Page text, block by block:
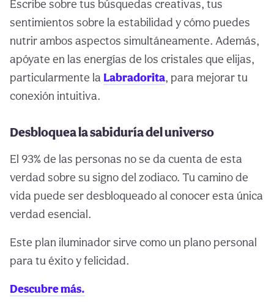
Escribe sobre tus búsquedas creativas, tus
sentimientos sobre la estabilidad y cómo puedes
nutrir ambos aspectos simultáneamente. Además,
apóyate en las energías de los cristales que elijas,
particularmente la Labradorita, para mejorar tu
conexión intuitiva.
Desbloquea la sabiduría del universo
El 93% de las personas no se da cuenta de esta
verdad sobre su signo del zodiaco. Tu camino de
vida puede ser desbloqueado al conocer esta única
verdad esencial.
Este plan iluminador sirve como un plano personal
para tu éxito y felicidad.
Descubre más.